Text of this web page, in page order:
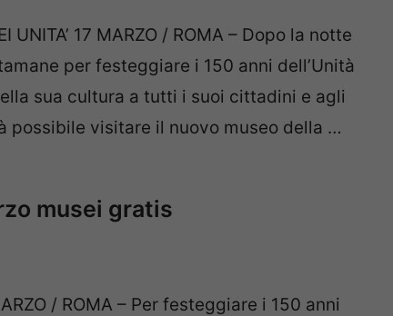
UNITA’ 17 MARZO / ROMA – Dopo la notte
per festeggiare i 150 anni dell’Unità
sua cultura a tutti i suoi cittadini e agli
possibile visitare il nuovo museo della …
musei gratis
/ ROMA – Per festeggiare i 150 anni